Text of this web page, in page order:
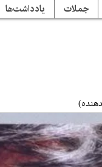
جملات یادداشت‌ها